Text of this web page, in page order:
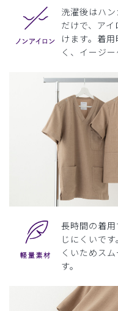
洗濯後はハ
だけで、ア
けます。着
く、イージー
長時間の着
じにくいで
くいためス
す。